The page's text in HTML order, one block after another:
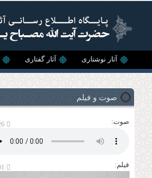
آثار نوشتاری آثار گفتاری
صوت و فیلم
صوت: 726
فیلم: